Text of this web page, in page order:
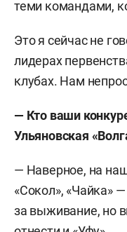
теми командами,
Это я сейчас не
лидерах
клубах. Нам
— Кто ваши
Ульяновская
— Наверное, на
«Сокол», «Чайка»
за выживание, но